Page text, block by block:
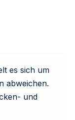
es sich um
abweichen.
und